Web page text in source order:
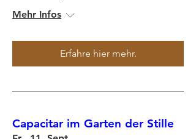
Mehr Infos
Erfahre hier mehr.
Capacitar im Garten der Stille